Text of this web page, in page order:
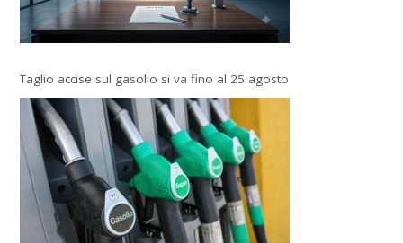
Taglio accise sul gasolio si va fino al 25 agosto